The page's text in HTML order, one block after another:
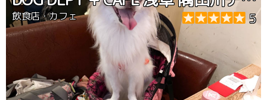
飲食店・カフェ 5